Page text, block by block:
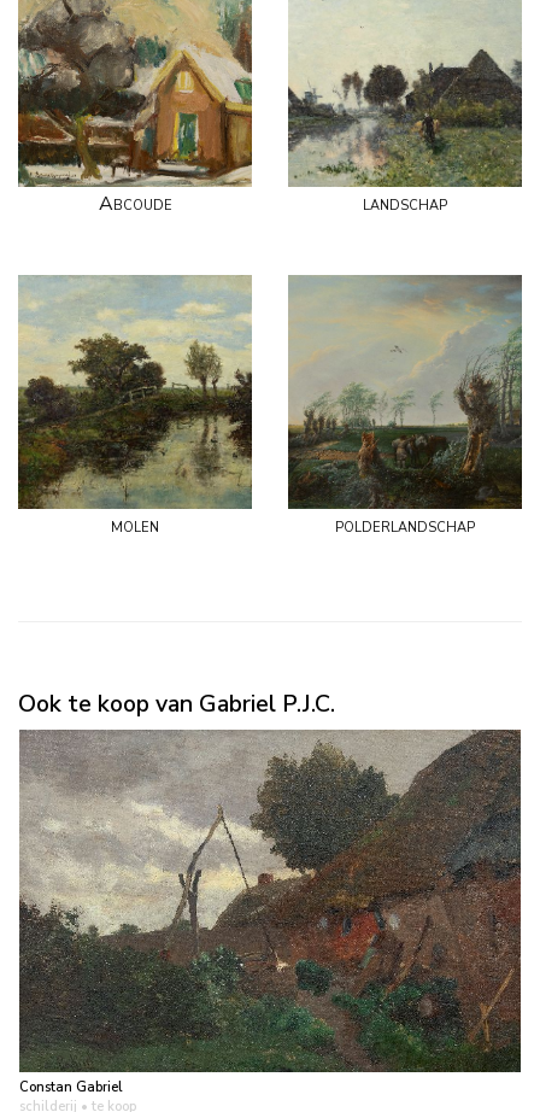
Abcoude landschap
molen polderlandschap
Ook te koop van Gabriel P.J.C.
Constan Gabriel
schilderij • te koop